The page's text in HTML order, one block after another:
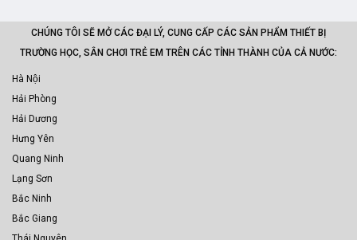
CHÚNG TÔI SẼ MỞ CÁC ĐẠI LÝ, CUNG CẤP CÁC SẢN PHẨM THIẾT BỊ
TRƯỜNG HỌC, SÂN CHƠI TRẺ EM TRÊN CÁC TỈNH THÀNH CỦA CẢ NƯỚC:
Hà Nội
Hải Phòng
Hải Dương
Hưng Yên
Quang Ninh
Lạng Sơn
Bắc Ninh
Bắc Giang